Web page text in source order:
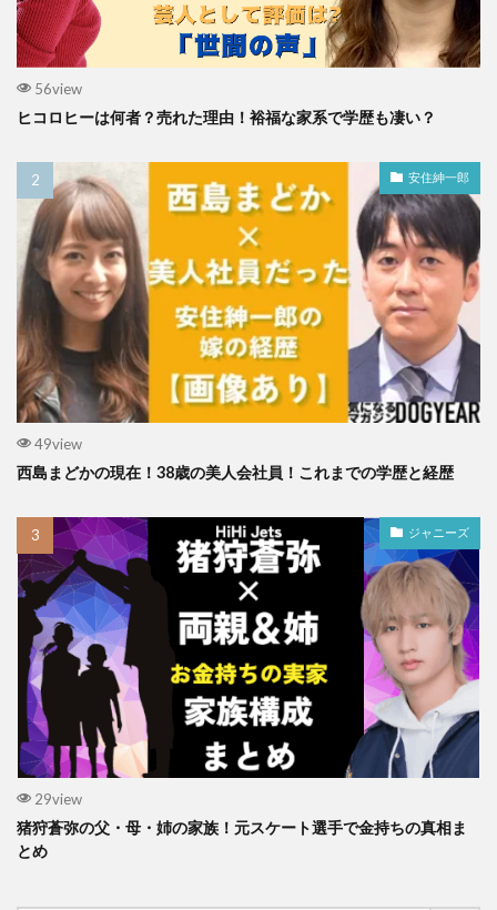
56view
ヒコロヒーは何者？売れた理由！裕福な家系で学歴も凄い？
安住紳一郎
49view
西島まどかの現在！38歳の美人会社員！これまでの学歴と経歴
ジャニーズ
29view
猪狩蒼弥の父・母・姉の家族！元スケート選手で金持ちの真相ま
とめ